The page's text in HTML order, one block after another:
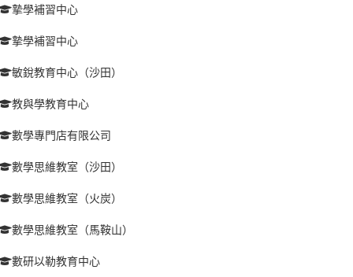
摯學補習中心
摯學補習中心
敏銳教育中心（沙田）
教與學教育中心
數學專門店有限公司
數學思維教室（沙田）
數學思維教室（火炭）
數學思維教室（馬鞍山）
數研以勒教育中心